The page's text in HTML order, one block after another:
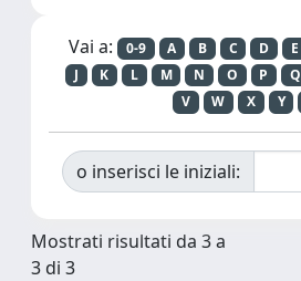
Vai a: 0-9 A B C D E
J
K L M N O P Q
V
W X Y
o inserisci le iniziali:
Mostrati risultati da 3 a
3 di 3